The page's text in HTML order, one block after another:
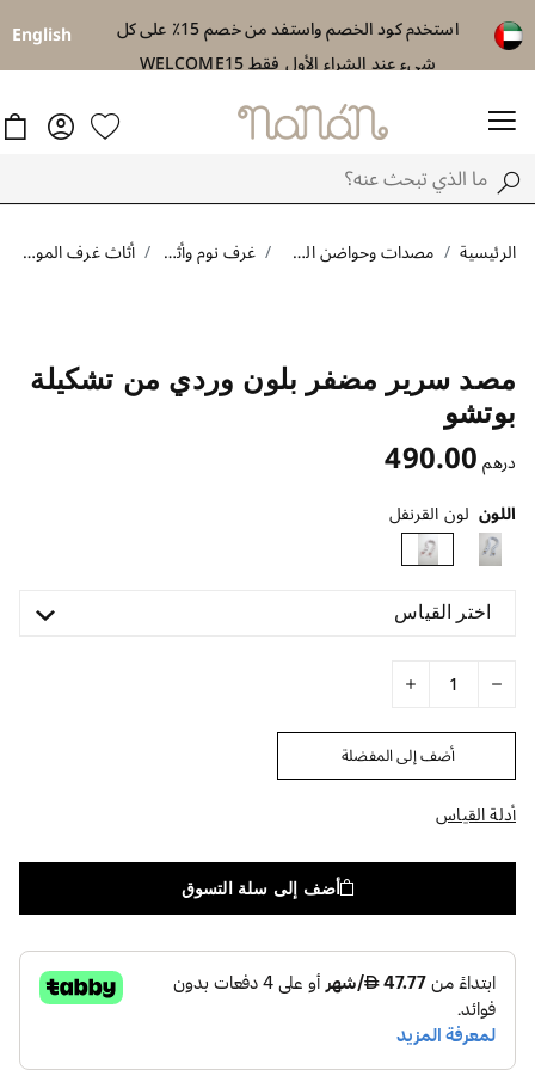
استخدم كود الخصم واستفد من خصم 15٪ على كل
شيء عند الشراء الأول فقط WELCOME15
توصيل مجاني
English
الرئيسية مصدات وحواضن السرير غرف نوم وأثاث أثاث غرف المواليد
مصد سرير مضفر بلون وردي من تشكيلة
بوتشو
درهم490.00
اللون لون القرنفل
اختر القياس
أضف إلى المفضلة
أدلة القياس
أضف إلى سلة التسوق